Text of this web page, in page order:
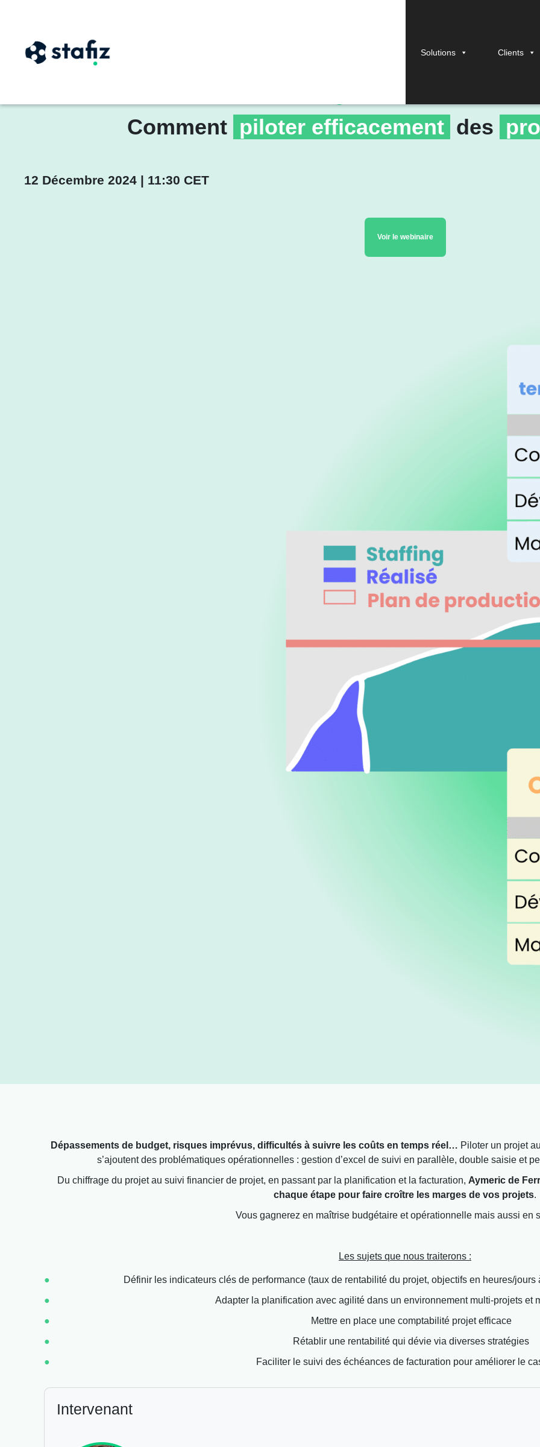
Solutions Clients
Comment piloter efficacement des
12 Décembre 2024 | 11:30 CET
Voir le webinaire
Dépassements de budget, risques imprévus, difficultés à suivre les coûts en temps réel… Piloter un projet
s’ajoutent des problématiques opérationnelles : gestion d’excel de suivi en parallèle, double saisie et
Du chiffrage du projet au suivi financier de projet, en passant par la planification et la facturation, Aymeric de
chaque étape pour faire croître les marges de vos projets.
Vous gagnerez en maîtrise budgétaire et opérationnelle mais aussi en
Les sujets que nous traiterons :
Définir les indicateurs clés de performance (taux de rentabilité du projet, objectifs en heures/
Adapter la planification avec agilité dans un environnement multi-projets et
Mettre en place une comptabilité projet efficace
Rétablir une rentabilité qui dévie via diverses stratégies
Faciliter le suivi des échéances de facturation pour améliorer le
Intervenant